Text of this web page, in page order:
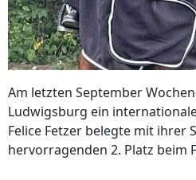
Am letzten September
Ludwigsburg ein
Felice Fetzer belegte mit ihrer
hervorragenden 2. Platz beim